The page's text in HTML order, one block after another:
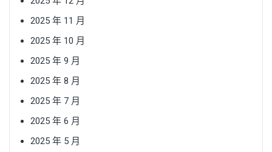
2025 年 11 月
2025 年 10 月
2025 年 9 月
2025 年 8 月
2025 年 7 月
2025 年 6 月
2025 年 5 月